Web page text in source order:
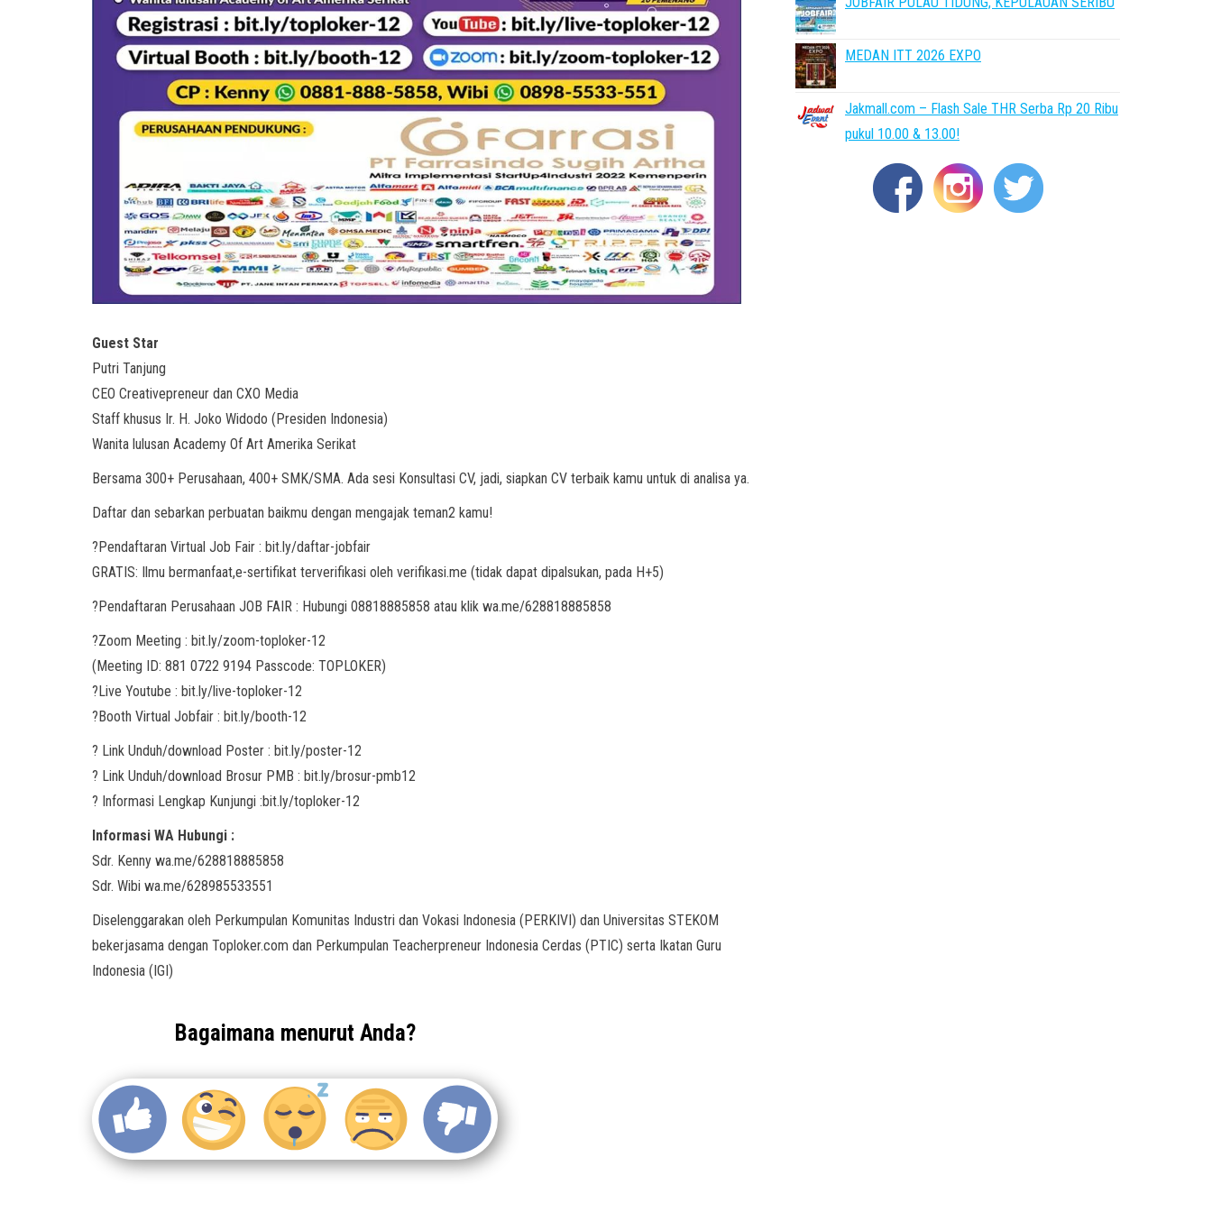
Guest Star
Putri Tanjung
CEO Creativepreneur dan CXO Media
Staff khusus Ir. H. Joko Widodo (Presiden Indonesia)
Wanita lulusan Academy Of Art Amerika Serikat
Bersama 300+ Perusahaan, 400+ SMK/SMA. Ada sesi Konsultasi CV, jadi, siapkan CV terbaik kamu untuk di analisa ya.
Daftar dan sebarkan perbuatan baikmu dengan mengajak teman2 kamu!
?Pendaftaran Virtual Job Fair : bit.ly/daftar-jobfair
GRATIS: Ilmu bermanfaat,e-sertifikat terverifikasi oleh verifikasi.me (tidak dapat dipalsukan, pada H+5)
?Pendaftaran Perusahaan JOB FAIR : Hubungi 08818885858 atau klik wa.me/628818885858
?Zoom Meeting : bit.ly/zoom-toploker-12
(Meeting ID: 881 0722 9194 Passcode: TOPLOKER)
?Live Youtube : bit.ly/live-toploker-12
?Booth Virtual Jobfair : bit.ly/booth-12
? Link Unduh/download Poster : bit.ly/poster-12
? Link Unduh/download Brosur PMB : bit.ly/brosur-pmb12
? Informasi Lengkap Kunjungi :bit.ly/toploker-12
Informasi WA Hubungi :
Sdr. Kenny wa.me/628818885858
Sdr. Wibi wa.me/628985533551
Diselenggarakan oleh Perkumpulan Komunitas Industri dan Vokasi Indonesia (PERKIVI) dan Universitas STEKOM
bekerjasama dengan Toploker.com dan Perkumpulan Teacherpreneur Indonesia Cerdas (PTIC) serta Ikatan Guru
Indonesia (IGI)
Bagaimana menurut Anda?
MEDAN ITT 2026 EXPO
Jakmall.com – Flash Sale THR Serba Rp 20 Ribu
pukul 10.00 & 13.00!